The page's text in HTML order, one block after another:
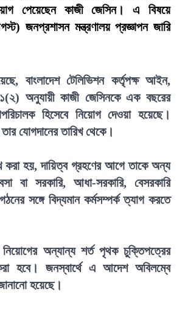
পেয়েছেন কাজী জেসিন। এ বিষয়ে
জনপ্রশাসন মন্ত্রণালয় প্রজ্ঞাপন জারি
বাংলাদেশ টেলিভিশন কর্তৃপক্ষ আইন,
অনুযায়ী কাজী জেসিনকে এক বছরের
হিসেবে নিয়োগ দেওয়া হয়েছে।
যোগদানের তারিখ থেকে।
হয়, দায়িত্ব গ্রহণের আগে তাকে অন্য
বা সরকারি, আধা-সরকারি, বেসরকারি
সঙ্গে বিদ্যমান কর্মসম্পর্ক ত্যাগ করতে
নিয়োগের অন্যান্য শর্ত পৃথক চুক্তিপত্রের
করা হবে। জনস্বার্থে এ আদেশ অবিলম্বে
হয়েছে।